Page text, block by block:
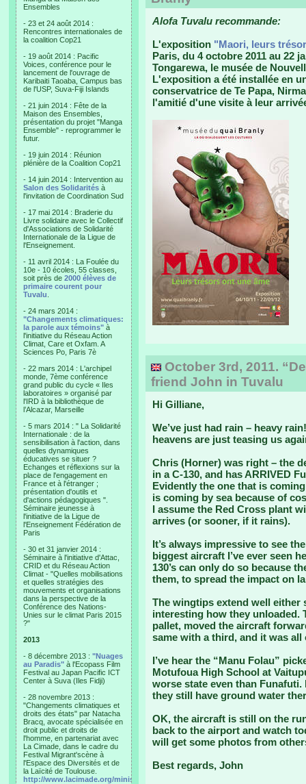
Ensembles
- 23 et 24 août 2014 :
Rencontres internationales de
la coalition Cop21
- 19 août 2014 : Pacific
Voices, conférence pour le
lancement de l'ouvrage de
Karibaiti Taoaba, Campus bas
de l'USP, Suva-Fiji Islands
- 21 juin 2014 : Fête de la
Maison des Ensembles,
présentation du projet "Manga
Ensemble" - reprogrammer le
futur.
- 19 juin 2014 : Réunion
plénière de la Coalition Cop21
- 14 juin 2014 : Intervention au
Salon des Solidarités à
l'invitation de Coordination Sud
- 17 mai 2014 : Braderie du
Livre solidaire avec le Collectif
d'Associations de Solidarité
Internationale de la Ligue de
l'Enseignement.
- 11 avril 2014 : La Foulée du
10e - 10 écoles, 55 classes,
soit près de 2000 élèves de
primaire courent pour
Tuvalu
- 24 mars 2014 :
"Changements climatiques:
la parole aux témoins" à
l'initiative du Réseau Action
Climat, Care et Oxfam. A
Sciences Po, Paris 7è
- 22 mars 2014 : L'archipel
monde, 7ème conférence
grand public du cycle « Iles
laboratoires » organisé par
l'IRD à la bibliothèque de
l’Alcazar, Marseille
- 5 mars 2014 : " La Solidarité
Internationale : de la
sensibilisation à l'action, dans
quelles dynamiques
éducatives se situer ?
Echanges et réflexions sur la
place de l'engagement en
France et à l'étranger ;
présentation d'outils et
d'actions pédagogiques ".
Séminaire jeunesse à
l'initiative de la Ligue de
l'Enseignement Fédération de
Paris
- 30 et 31 janvier 2014 :
Séminaire à l'initiative d'Attac,
CRID et du Réseau Action
Climat - "Quelles mobilisations
et quelles stratégies des
mouvements et organisations
dans la perspective de la
Conférence des Nations-
Unies sur le climat Paris 2015
?"
2013
- 8 décembre 2013 : "Nuages
au Paradis" à l'Ecopass Film
Festival au Japan Pacific ICT
Center à Suva (Iles Fidji)
- 28 novembre 2013 :
"Changements climatiques et
droits des états" par Natacha
Bracq, avocate spécialisée en
droit public et droits de
l'homme, en partenariat avec
La Cimade, dans le cadre du
Festival Migrant'scène à
l'Espace des Diversités et de
la Laïcité de Toulouse.
http://www.lacimade.org/minisites/migrantscene
Alofa Tuvalu recommande:
L'exposition "Maori, leurs
Paris, du 4 octobre 2011 au 22
Tongarewa, le musée de
L'exposition a été installée en
conservatrice de Te Papa,
l'amitié d'une visite à leur
October 3rd, 2011.
friend John in Tuvalu
Hi Gilliane,
We’ve just had rain – heavy
heavens are just teasing us
Chris (Horner) was right – the
in a C-130, and has ARRIVED
Evidently the one that is
is coming by sea because of
I assume the Red Cross plant
arrives (or sooner, if it rains).
It’s always impressive to see
biggest aircraft I’ve ever seen
130’s can only do so because
them, to spread the impact on
The wingtips extend well either
interesting how they unloaded.
pallet, moved the aircraft
same with a third, and it was
I’ve hear the “Manu Folau”
Motufoua High School at
worse state even than
they still have ground water
OK, the aircraft is still on the
back to the airport and watch
will get some photos from
Best regards, John